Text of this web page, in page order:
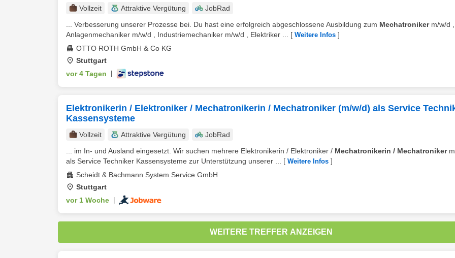
Vollzeit Attraktive Vergütung
JobRad
... Verbesserung unserer Prozesse bei. Du hast eine erfolgreich abgeschlossene Ausbildung zum Mechatronikerm/w/d ,
Anlagenmechaniker m/w/d , Industriemechaniker m/w/d , Elektriker ...
[ Weitere Infos ]
OTTO ROTH GmbH & Co KG
Stuttgart
vor 4 Tagen
Elektronikerin / Elektroniker / Mechatronikerin / Mechatroniker (m/w/d) als Service
Kassensysteme
Vollzeit Attraktive Vergütung
JobRad
... im In- und Ausland eingesetzt. Wir suchen mehrere Elektronikerin / Elektroniker / Mechatronikerin / Mechatroniker
als Service Techniker Kassensysteme zur Unterstützung unserer ...
[ Weitere Infos ]
Scheidt & Bachmann System Service GmbH
Stuttgart
vor 1 Woche
WEITERE TREFFER ANZEIGEN